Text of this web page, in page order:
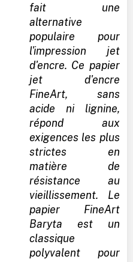
fait une
alternative
populaire pour
l'impression jet
d'encre. Ce papier
jet d'encre
FineArt, sans
acide ni lignine,
répond aux
exigences les plus
strictes en
matière de
résistance au
vieillissement. Le
papier FineArt
Baryta est un
classique
polyvalent pour